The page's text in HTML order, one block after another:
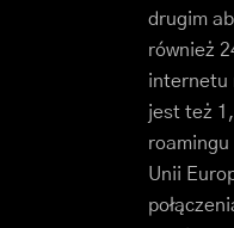
drugim
również
internetu
jest też
roamingu
Unii